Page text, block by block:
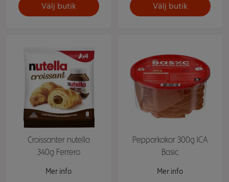
Välj butik Välj butik
Croissanter nutella
340g Ferrero
Mer info
Pepparkakor 300g ICA
Basic
Mer info